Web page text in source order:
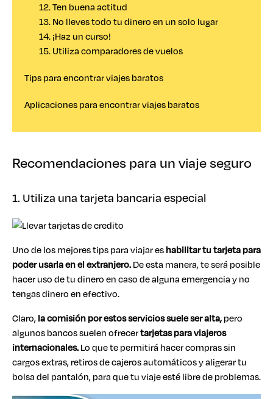
12. Ten buena actitud
13. No lleves todo tu dinero en un solo lugar
14. ¡Haz un curso!
15. Utiliza comparadores de vuelos
Tips para encontrar viajes baratos
Aplicaciones para encontrar viajes baratos
Recomendaciones para un viaje seguro
1. Utiliza una tarjeta bancaria especial
Uno de los mejores tips para viajar eshabilitar tu tarjeta para
poder usarla en el extranjero.De esta manera, te será posible
hacer uso de tu dinero en caso de alguna emergencia y no
tengas dinero en efectivo.
Claro,la comisión por estos servicios suele ser alta,pero
algunos bancos suelen ofrecertarjetas para viajeros
internacionales.Lo que te permitirá hacer compras sin
cargos extras, retiros de cajeros automáticos y aligerar tu
bolsa del pantalón, para que tu viaje esté libre de problemas.